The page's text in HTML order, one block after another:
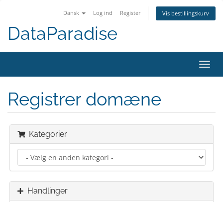
Dansk Log ind Register Vis bestillingskurv
DataParadise
Registrer domæne
Kategorier
Handlinger